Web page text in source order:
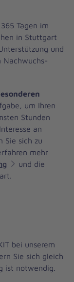
Tagen im
in Stuttgart
und
Nachwuchs-
um Ihren
Stunden
an
Sie sich zu
mehr
und die
bei unserem
Sie sich gleich
ist notwendig.